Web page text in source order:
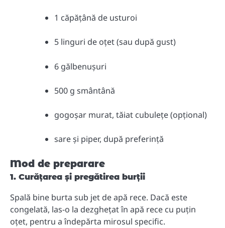
1 căpățână de usturoi
5 linguri de oțet (sau după gust)
6 gălbenușuri
500 g smântână
gogoșar murat, tăiat cubulețe (opțional)
sare și piper, după preferință
Mod de preparare
1. Curățarea și pregătirea burții
Spală bine burta sub jet de apă rece. Dacă este
congelată, las-o la dezghețat în apă rece cu puțin
oțet, pentru a îndepărta mirosul specific.